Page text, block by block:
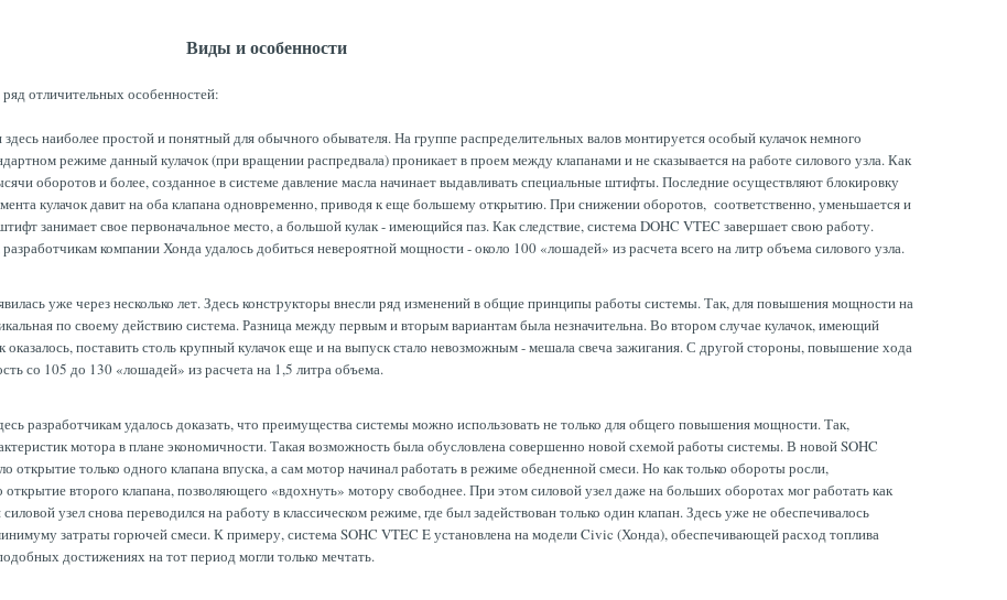
Виды и особенности
отличительных особенностей:
наиболее простой и понятный для обычного обывателя. На группе распределительных валов монтируется особый кулачок немного
режиме данный кулачок (при вращении распредвала) проникает в проем между клапанами и не сказывается на работе силового узла. Как
оборотов и более, созданное в системе давление масла начинает выдавливать специальные штифты. Последние осуществляют блокировку
кулачок давит на оба клапана одновременно, приводя к еще большему открытию. При снижении оборотов, соответственно, уменьшается и
занимает свое первоначальное место, а большой кулак - имеющийся паз. Как следствие, система DOHC VTEC завершает свою работу.
компании Хонда удалось добиться невероятной мощности - около 100 «лошадей» из расчета всего на литр объема силового узла.
уже через несколько лет. Здесь конструкторы внесли ряд изменений в общие принципы работы системы. Так, для повышения мощности на
по своему действию система. Разница между первым и вторым вариантам была незначительна. Во втором случае кулачок, имеющий
поставить столь крупный кулачок еще и на выпуск стало невозможным - мешала свеча зажигания. С другой стороны, повышение хода
со 105 до 130 «лошадей» из расчета на 1,5 литра объема.
разработчикам удалось доказать, что преимущества системы можно использовать не только для общего повышения мощности. Так,
мотора в плане экономичности. Такая возможность была обусловлена совершенно новой схемой работы системы. В новой SOHC
только одного клапана впуска, а сам мотор начинал работать в режиме обедненной смеси. Но как только обороты росли,
второго клапана, позволяющего «вдохнуть» мотору свободнее. При этом силовой узел даже на больших оборотах мог работать как
узел снова переводился на работу в классическом режиме, где был задействован только один клапан. Здесь уже не обеспечивалось
затраты горючей смеси. К примеру, система SOHC VTEC E установлена на модели Civic (Хонда), обеспечивающей расход топлива
достижениях на тот период могли только мечтать.